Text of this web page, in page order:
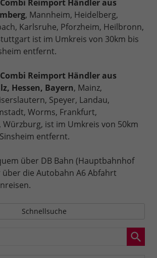
Reimport Händler aus
, Mannheim, Heidelberg,
Karlsruhe, Pforzheim, Heilbronn,
ist im Umkreis von 30km bis
entfernt.
Reimport Händler aus
Hessen, Bayern, Mainz,
Speyer, Landau,
Worms, Frankfurt,
ist im Umkreis von 50km
entfernt.
über DB Bahn (Hauptbahnhof
über die Autobahn A6 Abfahrt
Schnellsuche